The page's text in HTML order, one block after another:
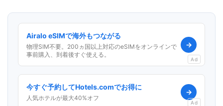
Airalo eSIMで海外もつながる
物理SIM不要。200ヵ国以上対応のeSIMをオンラインで
事前購入、到着後すぐ使える。
→
Ad
今すぐ予約してHotels.comでお得に
人気ホテルが最大40%オフ
→
Ad